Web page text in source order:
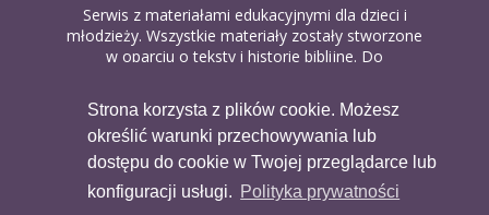
Strona korzysta z plików cookie. Możesz
określić warunki przechowywania lub
dostępu do cookie w Twojej przeglądarce lub
konfiguracji usługi. Polityka prywatności
Serwis z materiałami edukacyjnymi dla dzieci i
młodzieży. Wszystkie materiały zostały stworzone
w oparciu o teksty i historie biblijne. Do
biblijnych. Można je pobierać, drukować i
udostępniać bez żadnych opłat. Materiałów
dostępnych na serwisie nie można wykorzystywać
w celach komercyjnych.